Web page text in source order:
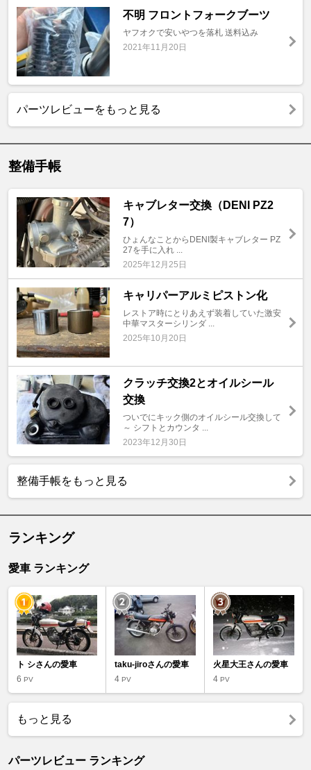
不明 フロントフォークブーツ
ヤフオクで安いやつを落札 送料込み
2021年11月20日
パーツレビューをもっと見る
整備手帳
キャブレター交換（DENI PZ2
7）
ひょんなことからDENI製キャブレター PZ
27を手に入れ ...
2025年12月25日
キャリパーアルミピストン化
レストア時にとりあえず装着していた激安
中華マスターシリンダ ...
2025年10月20日
クラッチ交換2とオイルシール
交換
ついでにキック側のオイルシール交換して
～ シフトとカウンタ ...
2023年12月30日
整備手帳をもっと見る
ランキング
愛車 ランキング
ト シさんの愛車
6 PV
taku-jiroさんの愛車
4PV
火星大王さんの愛車
4 PV
もっと見る
パーツレビュー ランキング